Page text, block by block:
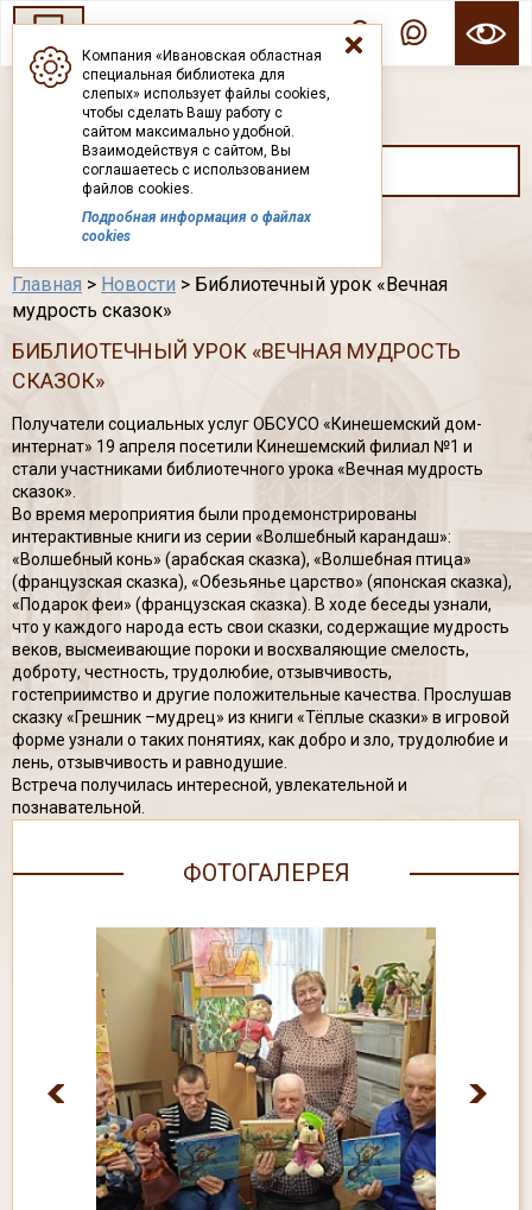
Компания «Ивановская областная
специальная библиотека для
слепых» использует файлы cookies,
чтобы сделать Вашу работу с
сайтом максимально удобной.
Взаимодействуя с сайтом, Вы
соглашаетесь с использованием
файлов cookies.
Подробная информация о файлах
cookies
ГОСУДАРСТВЕННОЕ БЮДЖЕТНОЕ УЧРЕЖДЕНИЕ ИВАНОВСКОЙ ОБЛАСТИ
ИВАНОВСКАЯ ОБЛАСТНАЯ СПЕЦИАЛЬНАЯ
БИБЛИОТЕКА ДЛЯ СЛЕПЫХ
Каталог
Главная > Новости > Библиотечный урок «Вечная
мудрость сказок»
БИБЛИОТЕЧНЫЙ УРОК «ВЕЧНАЯ МУДРОСТЬ
СКАЗОК»
Получатели социальных услуг ОБСУСО «Кинешемский дом-
интернат» 19 апреля посетили Кинешемский филиал №1 и
стали участниками библиотечного урока «Вечная мудрость
сказок».
Во время мероприятия были продемонстрированы
интерактивные книги из серии «Волшебный карандаш»:
«Волшебный конь» (арабская сказка), «Волшебная птица»
(французская сказка), «Обезьянье царство» (японская сказка),
«Подарок феи» (французская сказка). В ходе беседы узнали,
что у каждого народа есть свои сказки, содержащие мудрость
веков, высмеивающие пороки и восхваляющие смелость,
доброту, честность, трудолюбие, отзывчивость,
гостеприимство и другие положительные качества. Прослушав
сказку «Грешник –мудрец» из книги «Тёплые сказки» в игровой
форме узнали о таких понятиях, как добро и зло, трудолюбие и
лень, отзывчивость и равнодушие.
Встреча получилась интересной, увлекательной и
познавательной.
ФОТОГАЛЕРЕЯ